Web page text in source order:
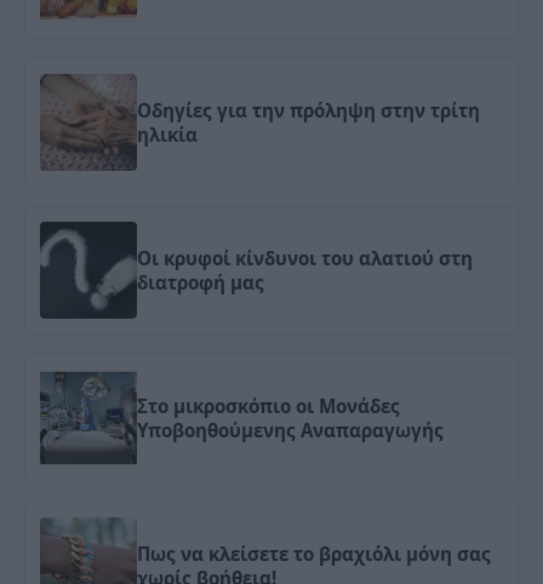
Οδηγίες για την πρόληψη στην τρίτη
ηλικία
Οι κρυφοί κίνδυνοι του αλατιού στη
διατροφή μας
Στο μικροσκόπιο οι Μονάδες
Υποβοηθούμενης Αναπαραγωγής
Πως να κλείσετε το βραχιόλι μόνη σας
χωρίς βοήθεια!